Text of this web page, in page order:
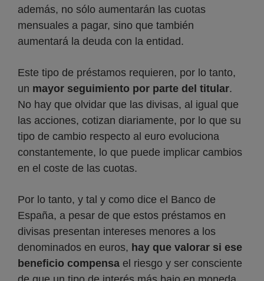
además, no sólo aumentarán las cuotas
mensuales a pagar, sino que también
aumentará la deuda con la entidad.
Este tipo de préstamos requieren, por lo tanto,
un mayor seguimiento por parte del titular.
No hay que olvidar que las divisas, al igual que
las acciones, cotizan diariamente, por lo que su
tipo de cambio respecto al euro evoluciona
constantemente, lo que puede implicar cambios
en el coste de las cuotas.
Por lo tanto, y tal y como dice el Banco de
España, a pesar de que estos préstamos en
divisas presentan intereses menores a los
denominados en euros, hay que valorar si ese
beneficio compensa el riesgo y ser consciente